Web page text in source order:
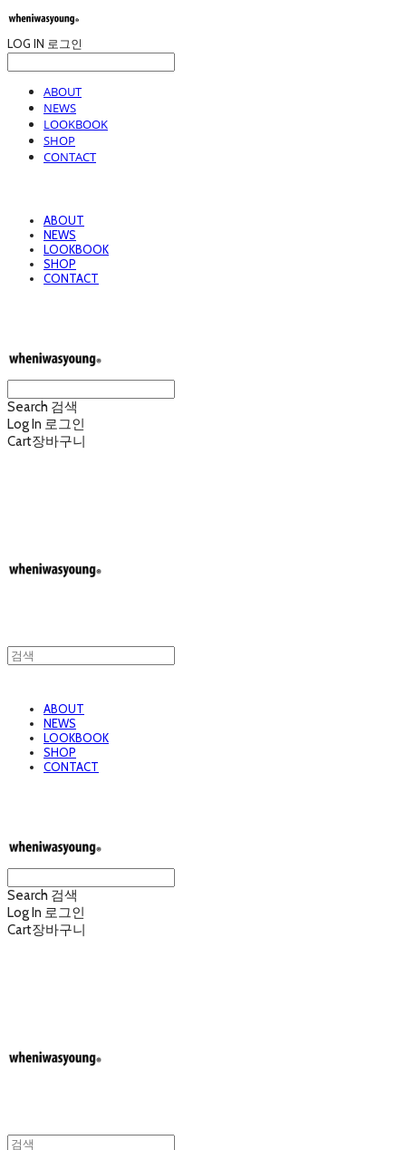
LOG IN 로그인
ABOUT
NEWS
LOOKBOOK
SHOP
CONTACT
ABOUT
NEWS
LOOKBOOK
SHOP
CONTACT
Search 검색
Log In 로그인
Cart장바구니
ABOUT
NEWS
LOOKBOOK
SHOP
CONTACT
Search 검색
Log In 로그인
Cart장바구니